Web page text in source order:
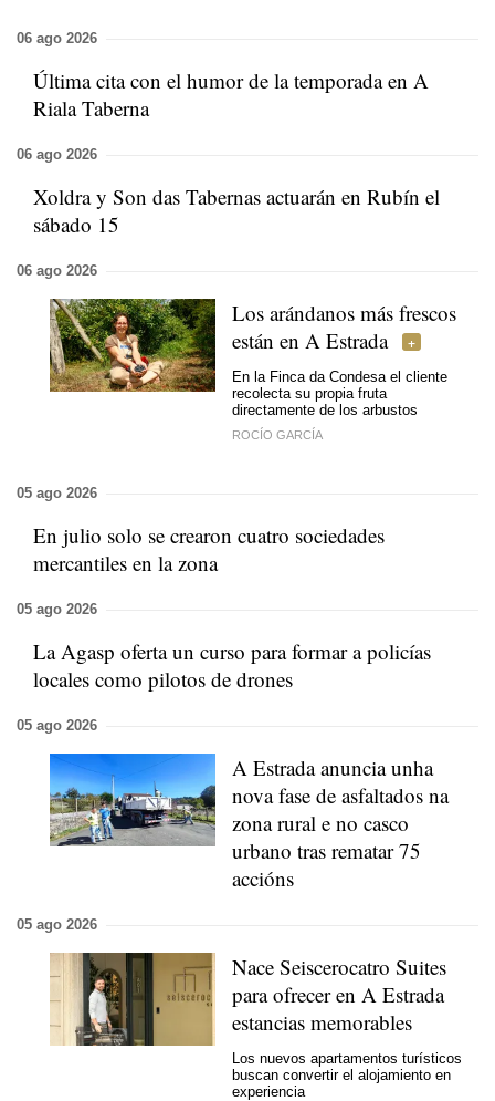
06 ago 2026
Última cita con el humor de la temporada en A
Riala Taberna
06 ago 2026
Xoldra y Son das Tabernas actuarán en Rubín el
sábado 15
06 ago 2026
Los arándanos más frescos
están en A Estrada
En la Finca da Condesa el cliente
recolecta su propia fruta
directamente de los arbustos
ROCÍO GARCÍA
05 ago 2026
En julio solo se crearon cuatro sociedades
mercantiles en la zona
05 ago 2026
La Agasp oferta un curso para formar a policías
locales como pilotos de drones
05 ago 2026
A Estrada anuncia unha
nova fase de asfaltados na
zona rural e no casco
urbano tras rematar 75
accións
05 ago 2026
Nace Seiscerocatro Suites
para ofrecer en A Estrada
estancias memorables
Los nuevos apartamentos turísticos
buscan convertir el alojamiento en
experiencia